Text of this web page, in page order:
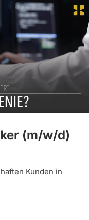
(m/w/d)
Kunden in